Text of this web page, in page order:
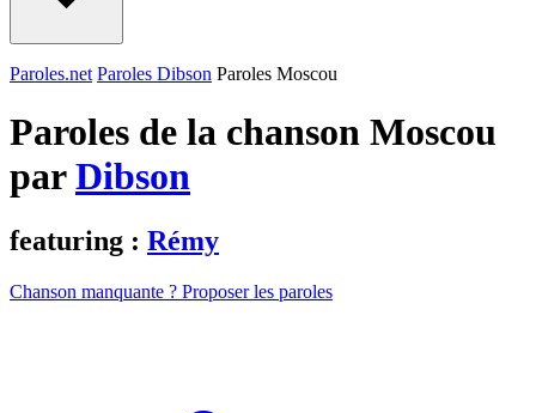
Paroles.net Paroles Dibson Paroles Moscou
Paroles de la chanson Moscou
parDibson
featuring : Rémy
Chanson manquante ? Proposer les paroles